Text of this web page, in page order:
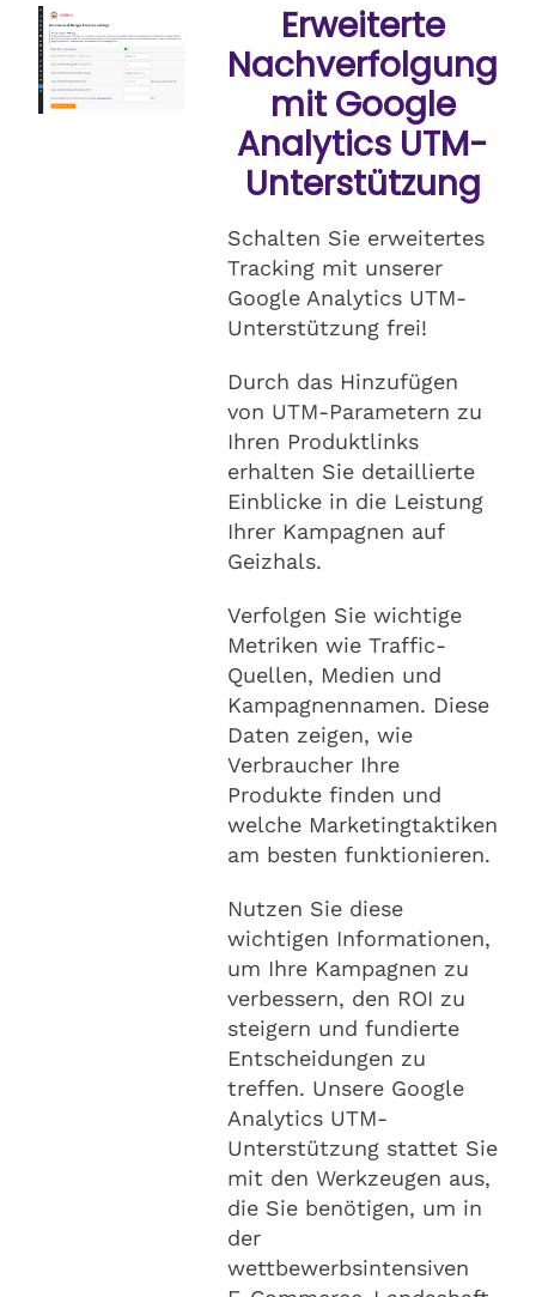
Erweiterte
Nachverfolgung
mit Google
Analytics UTM-
Unterstützung
Schalten Sie erweitertes
Tracking mit unserer
Google Analytics UTM-
Unterstützung frei!
Durch das Hinzufügen
von UTM-Parametern zu
Ihren Produktlinks
erhalten Sie detaillierte
Einblicke in die Leistung
Ihrer Kampagnen auf
Geizhals.
Verfolgen Sie wichtige
Metriken wie Traffic-
Quellen, Medien und
Kampagnennamen. Diese
Daten zeigen, wie
Verbraucher Ihre
Produkte finden und
welche Marketingtaktiken
am besten funktionieren.
Nutzen Sie diese
wichtigen Informationen,
um Ihre Kampagnen zu
verbessern, den ROI zu
steigern und fundierte
Entscheidungen zu
treffen. Unsere Google
Analytics UTM-
Unterstützung stattet Sie
mit den Werkzeugen aus,
die Sie benötigen, um in
der
wettbewerbsintensiven